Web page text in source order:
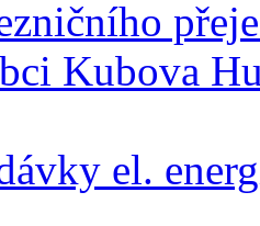
Kubova
el.